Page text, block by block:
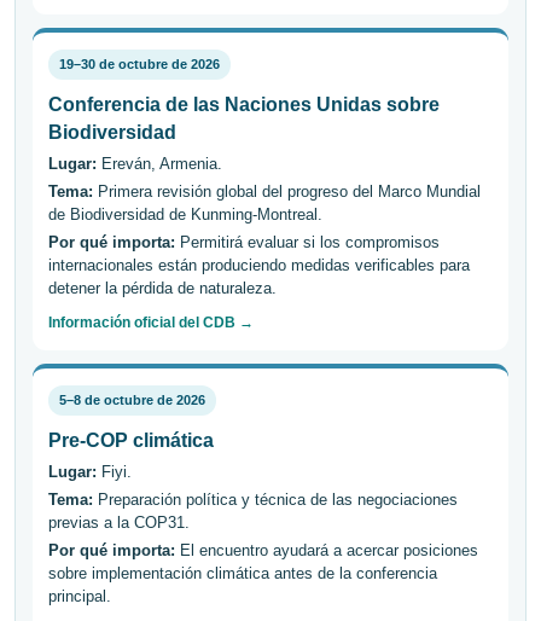
19–30 de octubre de 2026
Conferencia de las Naciones Unidas sobre
Biodiversidad
Lugar: Ereván, Armenia.
Tema: Primera revisión global del progreso del Marco Mundial
de Biodiversidad de Kunming-Montreal.
Por qué importa: Permitirá evaluar si los compromisos
internacionales están produciendo medidas verificables para
detener la pérdida de naturaleza.
Información oficial del CDB →
5–8 de octubre de 2026
Pre-COP climática
Lugar: Fiyi.
Tema: Preparación política y técnica de las negociaciones
previas a la COP31.
Por qué importa: El encuentro ayudará a acercar posiciones
sobre implementación climática antes de la conferencia
principal.